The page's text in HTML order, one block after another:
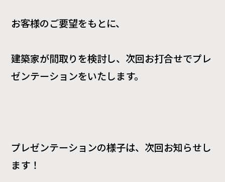
お客様のご要望をもとに、
建築家が間取りを検討し、次回お打合せでプレ
ゼンテーションをいたします。
プレゼンテーションの様子は、次回お知らせし
ます！